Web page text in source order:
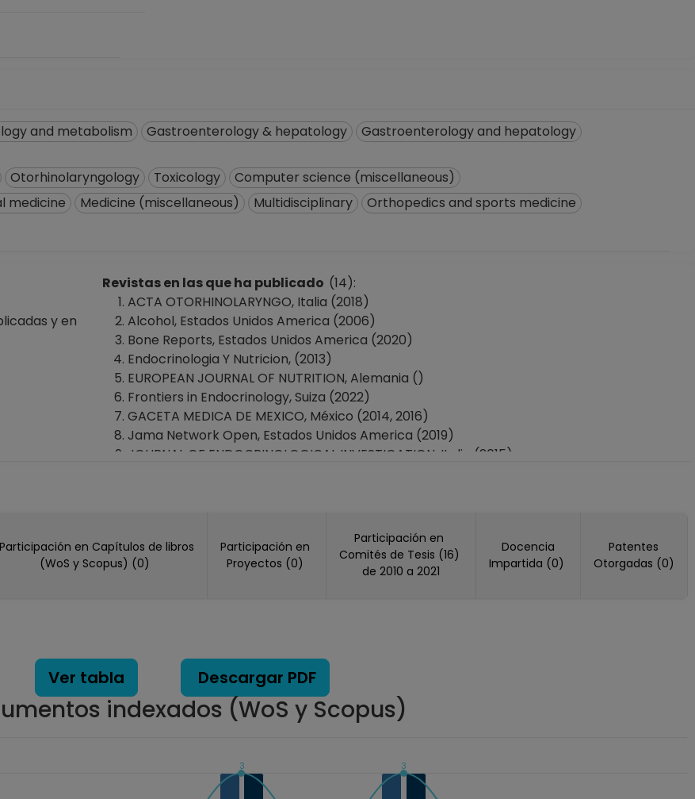
and metabolism Gastroenterology & hepatology
Gastroenterology and hepatology
Otorhinolaryngology Toxicology
Computer science (miscellaneous)
medicine Medicine (miscellaneous) Multidisciplinary
Orthopedics and sports medicine
y en
Revistas en las que ha publicado (14):
ACTA OTORHINOLARYNGO, Italia (2018)
Alcohol, Estados Unidos America (2006)
Bone Reports, Estados Unidos America (2020)
Endocrinologia Y Nutricion, (2013)
EUROPEAN JOURNAL OF NUTRITION, Alemania ()
Frontiers in Endocrinology, Suiza (2022)
GACETA MEDICA DE MEXICO, México (2014, 2016)
Jama Network Open, Estados Unidos America (2019)
JOURNAL OF ENDOCRINOLOGICAL INVESTIGATION, Italia (2015)
PLOS ONE, Estados Unidos America (2025)
REVISTA DE INVESTIGACION CLINICA-CLINICAL AND TRANSLATIONAL INVESTIGATION,
México (2018, 2020)
Participación en Capítulos de libros
(WoS y Scopus) (0)
Participación en
Proyectos (0)
Participación en
Comités de Tesis (16)
de 2010 a 2021
Docencia
Impartida (0)
Patentes
Otorgadas (0)
Ver tabla Descargar PDF
indexados (WoS y Scopus)
3 3